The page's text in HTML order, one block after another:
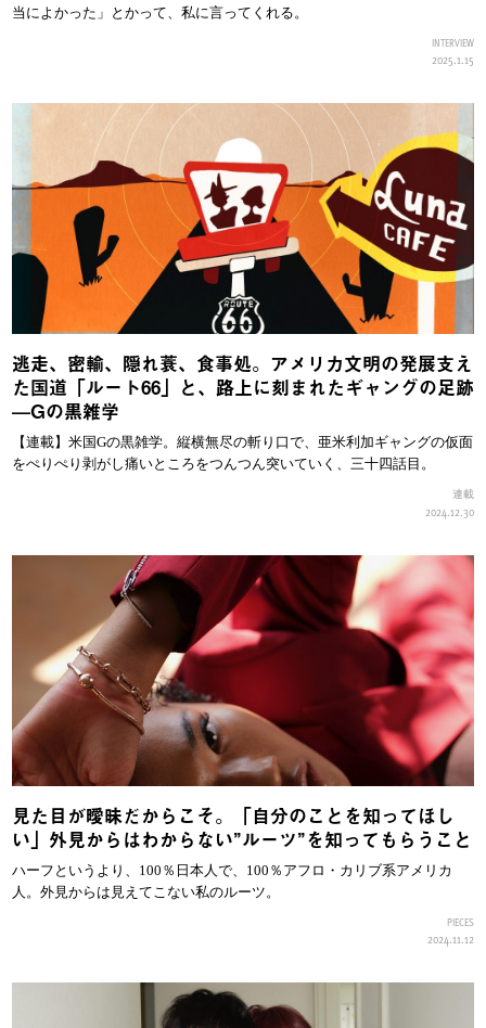
当によかった」とかって、私に言ってくれる。
INTERVIEW
2025.1.15
逃走、密輸、隠れ蓑、食事処。アメリカ文明の発展支え
た国道「ルート66」と、路上に刻まれたギャングの足跡
—Gの黒雑学
【連載】米国Gの黒雑学。縦横無尽の斬り口で、亜米利加ギャングの仮面
をぺりぺり剥がし痛いところをつんつん突いていく、三十四話目。
連載
2024.12.30
見た目が曖昧だからこそ。「自分のことを知ってほし
い」外見からはわからない”ルーツ”を知ってもらうこと
ハーフというより、100％日本人で、100％アフロ・カリブ系アメリカ
人。外見からは見えてこない私のルーツ。
PIECES
2024.11.12